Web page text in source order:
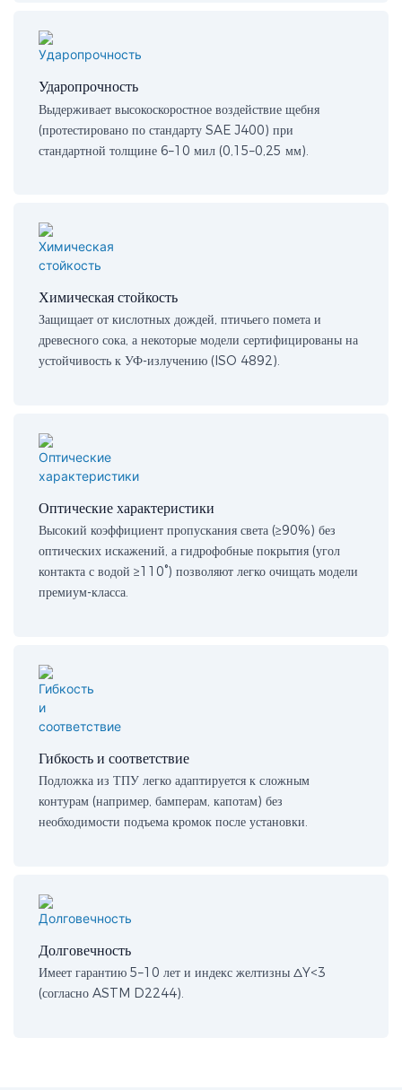
Ударопрочность
Выдерживает высокоскоростное воздействие щебня
(протестировано по стандарту SAE J400) при
стандартной толщине 6–10 мил (0,15–0,25 мм).
Химическая стойкость
Защищает от кислотных дождей, птичьего помета и
древесного сока, а некоторые модели сертифицированы на
устойчивость к УФ-излучению (ISO 4892).
Оптические характеристики
Высокий коэффициент пропускания света (≥90%) без
оптических искажений, а гидрофобные покрытия (угол
контакта с водой ≥110°) позволяют легко очищать модели
премиум-класса.
Гибкость и соответствие
Подложка из ТПУ легко адаптируется к сложным
контурам (например, бамперам, капотам) без
необходимости подъема кромок после установки.
Долговечность
Имеет гарантию 5–10 лет и индекс желтизны ΔY<3
(согласно ASTM D2244).